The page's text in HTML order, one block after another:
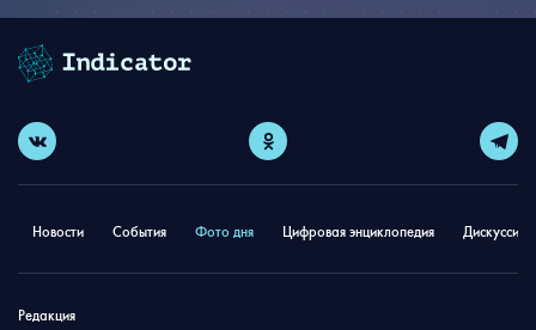
Новости События Фото дня Цифровая энциклопедия
Редакция